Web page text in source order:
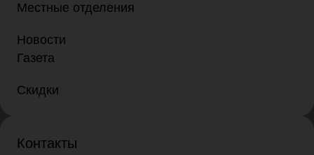
Местные отделения
Новости
Газета
Скидки
Контакты